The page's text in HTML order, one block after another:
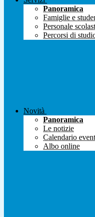
Panoramica
Famiglie e
Personale
Percorsi di
Novità
Panoramica
Le notizie
Calendario
Albo online